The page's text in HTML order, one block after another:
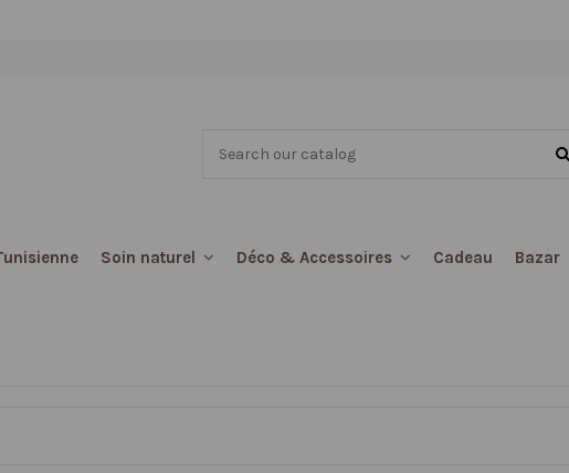
Soin naturel Déco & Accessoires Cadeau Bazar